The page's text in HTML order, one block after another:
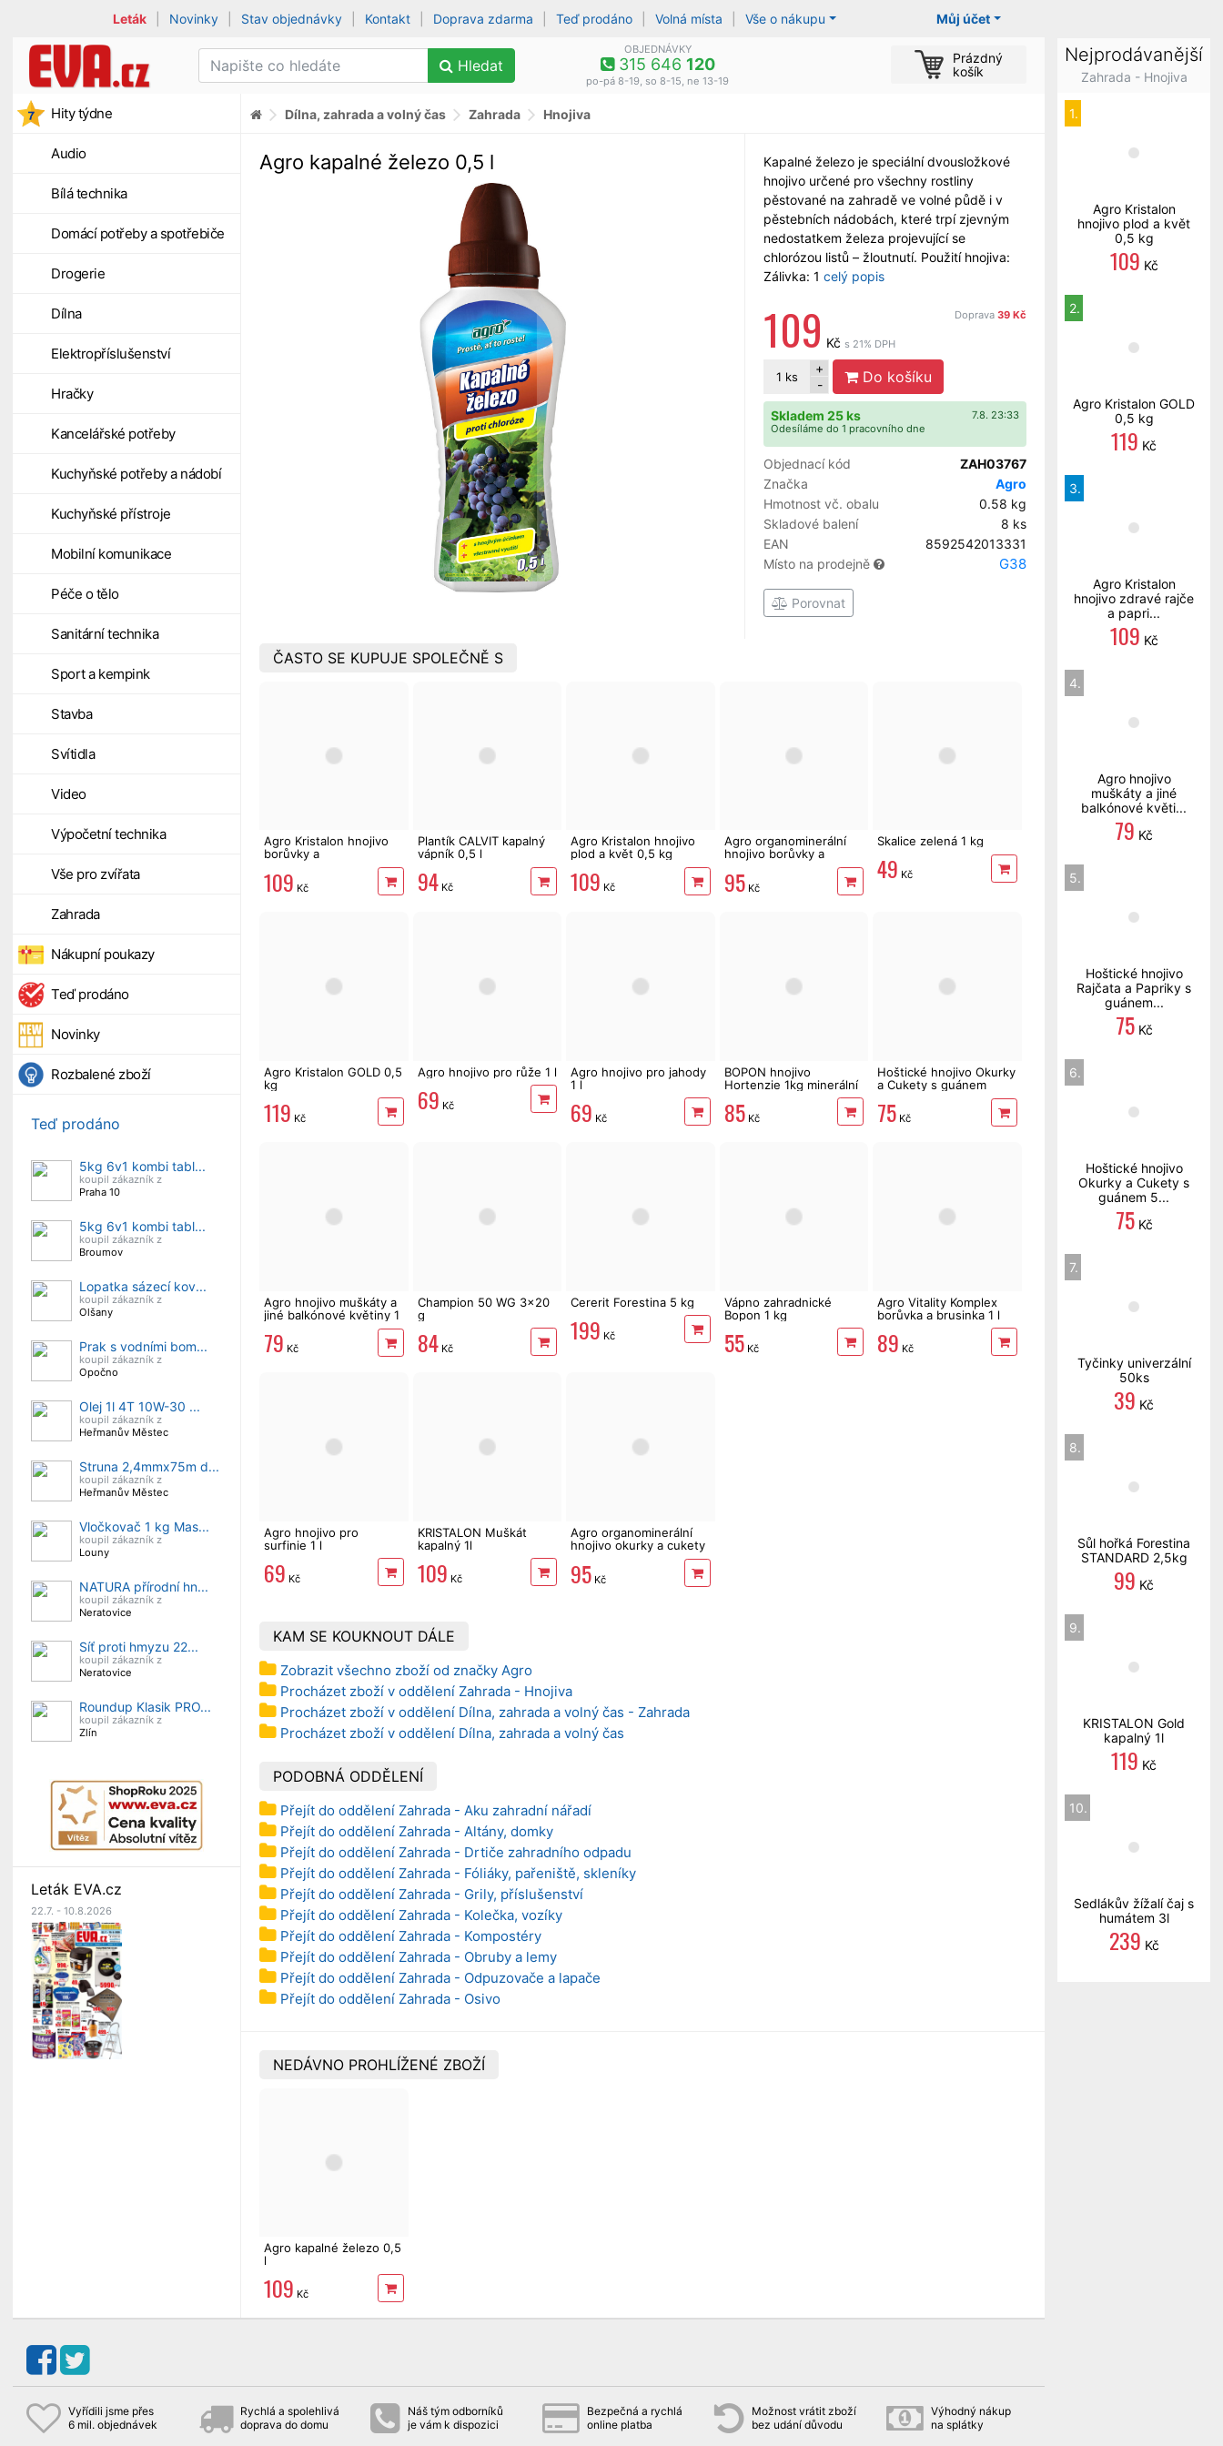
Můj účet
Leták Novinky Stav objednávky Kontakt Doprava zdarma Teď prodáno Volná místa Vše o nákupu
Hledat
OBJEDNÁVKY
315 646 120
po-pá 8-19, so 8-15, ne 13-19
Prázdný
košík
Hity týdne
Audio
Bílá technika
Domácí potřeby a spotřebiče
Drogerie
Dílna
Elektropříslušenství
Hračky
Kancelářské potřeby
Kuchyňské potřeby a nádobí
Kuchyňské přístroje
Mobilní komunikace
Péče o tělo
Sanitární technika
Sport a kempink
Stavba
Svítidla
Video
Výpočetní technika
Vše pro zvířata
Zahrada
Nákupní poukazy
Teď prodáno
Novinky
Rozbalené zboží
Teď prodáno
5kg 6v1 kombi tabl...
koupil zákazník z
Praha 10
5kg 6v1 kombi tabl...
koupil zákazník z
Broumov
Lopatka sázecí kov...
koupil zákazník z
Olšany
Prak s vodními bom...
koupil zákazník z
Opočno
Olej 1l 4T 10W-30 ...
koupil zákazník z
Heřmanův Městec
Struna 2,4mmx75m d...
koupil zákazník z
Heřmanův Městec
Vločkovač 1 kg Mas...
koupil zákazník z
Louny
NATURA přírodní hn...
koupil zákazník z
Neratovice
Síť proti hmyzu 22...
koupil zákazník z
Neratovice
Roundup Klasik PRO...
koupil zákazník z
Zlín
Leták EVA.cz
22.7. - 10.8.2026
Dílna, zahrada a volný čas Zahrada Hnojiva
Kapalné železo je speciální dvousložkové
hnojivo určené pro všechny rostliny
pěstované na zahradě ve volné půdě i v
pěstebních nádobách, které trpí zjevným
nedostatkem železa projevující se
chlorózou listů – žloutnutí. Použití hnojiva:
Zálivka: 1 celý popis
Doprava 39 Kč
109 Kč s 21% DPH
1 ks
+
-
Do košíku
7.8. 23:33
Skladem 25 ks
Odesíláme do 1 pracovního dne
Objednací kód
ZAH03767
Značka
Agro
Hmotnost vč. obalu
0.58 kg
Skladové balení
8 ks
EAN
8592542013331
Místo na prodejně
G38
Porovnat
Agro kapalné železo 0,5 l
ČASTO SE KUPUJE SPOLEČNĚ S
Agro Kristalon hnojivo
borůvky a
rododendrony 0,5 kg
109 Kč
Plantík CALVIT kapalný
vápník 0,5 l
94Kč
Agro Kristalon hnojivo
plod a květ 0,5 kg
109 Kč
Agro organominerální
hnojivo borůvky a
95Kč
Skalice zelená 1 kg
49 Kč
Agro Kristalon GOLD 0,5
kg
119 Kč
Agro hnojivo pro růže 1 l
69 Kč
Agro hnojivo pro jahody
1 l
69 Kč
BOPON hnojivo
Hortenzie 1kg minerální
85Kč
Hoštické hnojivo Okurky
a Cukety s guánem
75 Kč
Agro hnojivo muškáty a
jiné balkónové květiny 1
79 Kč
Champion 50 WG 3x20
g
84Kč
Cererit Forestina 5 kg
199 Kč
Vápno zahradnické
Bopon 1 kg
55Kč
Agro Vitality Komplex
borůvka a brusinka 1 l
89 Kč
Agro hnojivo pro
surfinie 1 l
69 Kč
KRISTALON Muškát
kapalný 1l
109 Kč
Agro organominerální
hnojivo okurky a cukety
95 Kč
KAM SE KOUKNOUT DÁLE
Zobrazit všechno zboží od značky Agro
Procházet zboží v oddělení Zahrada - Hnojiva
Procházet zboží v oddělení Dílna, zahrada a volný čas - Zahrada
Procházet zboží v oddělení Dílna, zahrada a volný čas
PODOBNÁ ODDĚLENÍ
Přejít do oddělení Zahrada - Aku zahradní nářadí
Přejít do oddělení Zahrada - Altány, domky
Přejít do oddělení Zahrada - Drtiče zahradního odpadu
Přejít do oddělení Zahrada - Fóliáky, pařeniště, skleníky
Přejít do oddělení Zahrada - Grily, příslušenství
Přejít do oddělení Zahrada - Kolečka, vozíky
Přejít do oddělení Zahrada - Kompostéry
Přejít do oddělení Zahrada - Obruby a lemy
Přejít do oddělení Zahrada - Odpuzovače a lapače
Přejít do oddělení Zahrada - Osivo
NEDÁVNO PROHLÍŽENÉ ZBOŽÍ
Agro kapalné železo 0,5
l
109 Kč
Vyřídili jsme přes
6 mil. objednávek
Rychlá a spolehlivá
doprava do domu
Náš tým odborníků
je vám k dispozici
Bezpečná a rychlá
online platba
Možnost vrátit zboží
bez udání důvodu
Výhodný nákup
na splátky
Nejprodávanější
Zahrada - Hnojiva
1.
Agro Kristalon
hnojivo plod a květ
0,5 kg
109 Kč
2.
Agro Kristalon GOLD
0,5 kg
119 Kč
3.
Agro Kristalon
hnojivo zdravé rajče
a papri...
109 Kč
4.
Agro hnojivo
muškáty a jiné
balkónové květi...
79 Kč
5.
Hoštické hnojivo
Rajčata a Papriky s
guánem...
75Kč
6.
Hoštické hnojivo
Okurky a Cukety s
guánem 5...
75Kč
7.
Tyčinky univerzální
50ks
39 Kč
8.
Sůl hořká Forestina
STANDARD 2,5kg
99 Kč
9.
KRISTALON Gold
kapalný 1l
119 Kč
10.
Sedlákův žížalí čaj s
humátem 3l
239 Kč